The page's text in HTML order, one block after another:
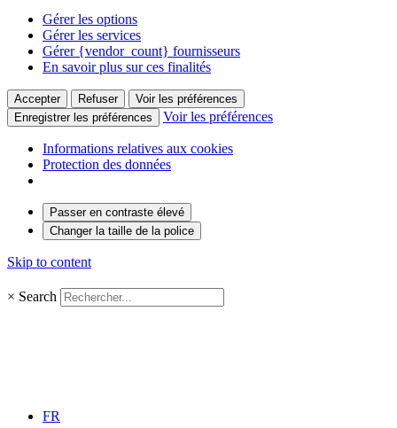
Gérer les options
Gérer les services
Gérer {vendor_count} fournisseurs
En savoir plus sur ces finalités
Accepter Refuser
Voir les préférences
Enregistrer les préférences
Voir les préférences
Informations relatives aux cookies
Protection des données
Passer en contraste élevé
Changer la taille de la police
Skip to content
× Search
FR